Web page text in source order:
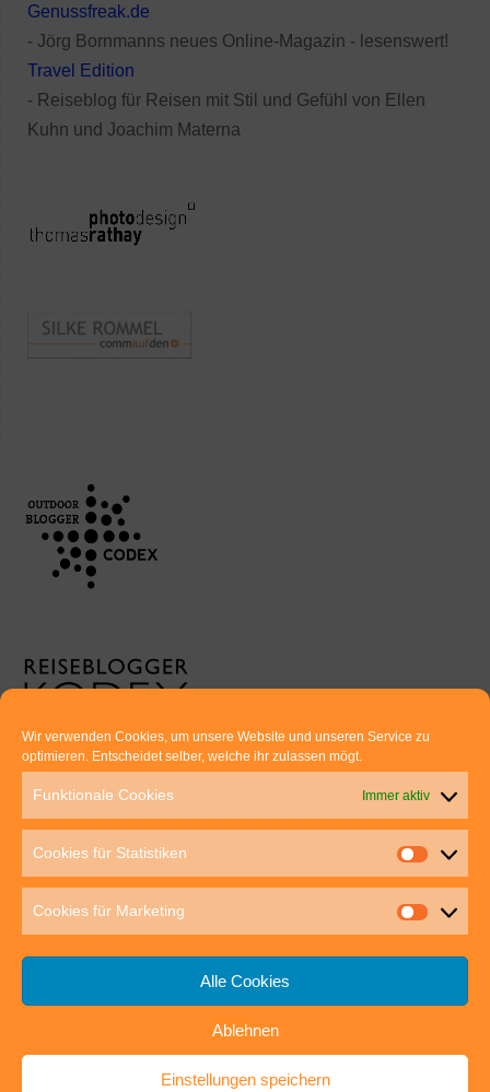
Wir verwenden Cookies, um unsere Website und unseren Service zu
optimieren. Entscheidet selber, welche ihr zulassen mögt.
Funktionale Cookies Immer aktiv
Cookies für Statistiken
Cookies für Marketing
Alle Cookies
Ablehnen
Einstellungen speichern
Genussfreak.de
- Jörg Bornmanns neues Online-Magazin - lesenswert!
Travel Edition
- Reiseblog für Reisen mit Stil und Gefühl von Ellen
Kuhn und Joachim Materna
Euer direkter Draht zu uns:
Thomas Rathay und Silke Rommel
70563 Stuttgart
post@outdoor-hochgenuss.de
IMPRESSUM DATENSCHUTZ